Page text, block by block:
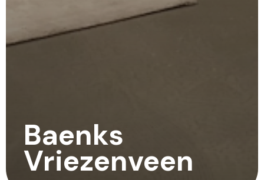
Baenks
Vriezenveen